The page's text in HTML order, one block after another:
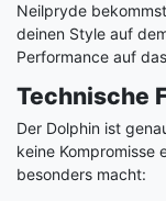
Neilpryde
deinen Style auf
Performance auf
Technische
Der Dolphin ist
keine Kompromisse
besonders macht: